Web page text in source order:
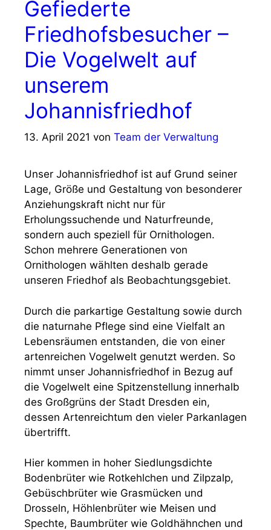
Gefiederte
Friedhofsbesucher –
Die Vogelwelt auf
unserem
Johannisfriedhof
13. April 2021 von Team der Verwaltung
Unser Johannisfriedhof ist auf Grund seiner
Lage, Größe und Gestaltung von besonderer
Anziehungskraft nicht nur für
Erholungssuchende und Naturfreunde,
sondern auch speziell für Ornithologen.
Schon mehrere Generationen von
Ornithologen wählten deshalb gerade
unseren Friedhof als Beobachtungsgebiet.
Durch die parkartige Gestaltung sowie durch
die naturnahe Pflege sind eine Vielfalt an
Lebensräumen entstanden, die von einer
artenreichen Vogelwelt genutzt werden. So
nimmt unser Johannisfriedhof in Bezug auf
die Vogelwelt eine Spitzenstellung innerhalb
des Großgrüns der Stadt Dresden ein,
dessen Artenreichtum den vieler Parkanlagen
übertrifft.
Hier kommen in hoher Siedlungsdichte
Bodenbrüter wie Rotkehlchen und Zilpzalp,
Gebüschbrüter wie Grasmücken und
Drosseln, Höhlenbrüter wie Meisen und
Spechte, Baumbrüter wie Goldhähnchen und